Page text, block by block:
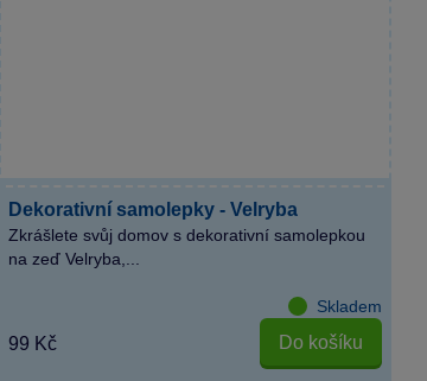
Dekorativní samolepky - Velryba
Zkrášlete svůj domov s dekorativní samolepkou
na zeď Velryba,...
Skladem
99 Kč Do košíku